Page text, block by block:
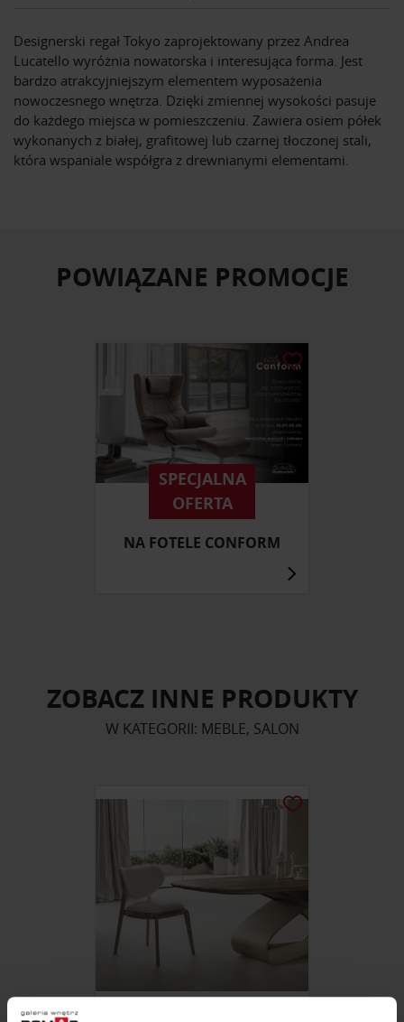
Designerski regał Tokyo zaprojektowany przez Andrea
Lucatello wyróżnia nowatorska i interesująca forma. Jest
bardzo atrakcyjniejszym elementem wyposażenia
nowoczesnego wnętrza. Dzięki zmiennej wysokości pasuje
do każdego miejsca w pomieszczeniu. Zawiera osiem półek
wykonanych z białej, grafitowej lub czarnej tłoczonej stali,
która wspaniale współgra z drewnianymi elementami.
POWIĄZANE PROMOCJE
SPECJALNA
OFERTA
NA FOTELE CONFORM
ZOBACZ INNE PRODUKTY
W KATEGORII: MEBLE, SALON